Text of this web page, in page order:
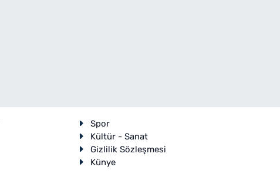
Spor
Kültür - Sanat
Gizlilik Sözleşmesi
Künye